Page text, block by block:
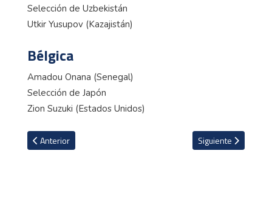
Selección de Uzbekistán
Utkir Yusupov (Kazajistán)
Bélgica
Amadou Onana (Senegal)
Selección de Japón
Zion Suzuki (Estados Unidos)
Artículo anterior: VIDEO: Famosa modelo cubre su cuerpo con
Anterior Artículo siguiente:
Siguiente